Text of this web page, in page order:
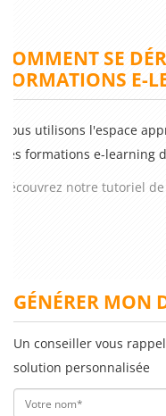
COMMENT SE
FORMATIONS E-
Nous utilisons l'espace
des formations e-learning
Découvrez notre tutoriel
GÉNÉRER MON
Un conseiller vous
solution personnalisée